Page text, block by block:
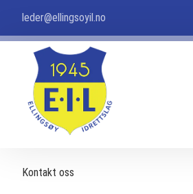
leder@ellingsoyil.no
Kontakt oss